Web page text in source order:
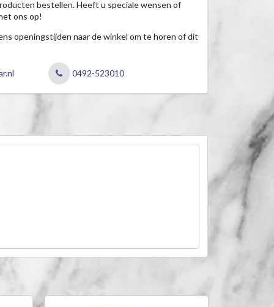
bestellen. Heeft u speciale wensen of
ons op!
openingstijden naar de winkel om te horen of dit
0492-523010